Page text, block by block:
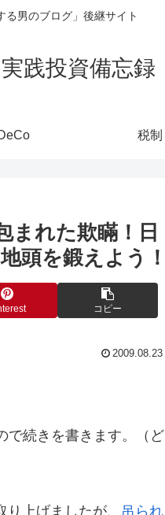
る男のブログ」後継サイト
践投資備忘録
税制
まれた欺瞞！日
頭を鍛えよう！
コピー
2009.08.23
で続きを書きます。（ど
上げましたが、 吊られ